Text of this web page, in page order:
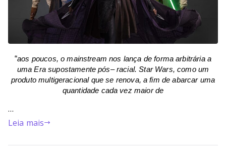
“aos poucos, omainstream nos lança de forma arbitrária a
uma Erasupostamente pós–racial. Star Wars, como um
produto multigeracional que se renova, a fim de abarcaruma
quantidade cada vez maior de
…
Leia mais